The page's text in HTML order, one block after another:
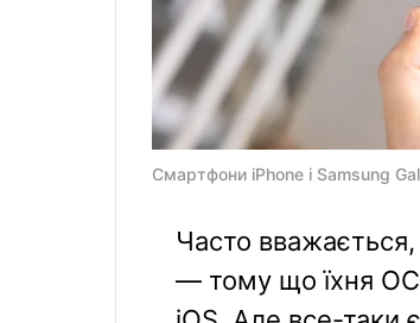
Смартфони iPhone і Samsung
Часто
— тому що їхня ОС